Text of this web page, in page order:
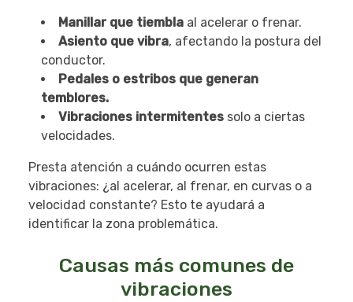
Manillar que tiembla al acelerar o frenar.
Asiento que vibra, afectando la postura del
conductor.
Pedales o estribos que generan
temblores.
Vibraciones intermitentes solo a ciertas
velocidades.
Presta atención a cuándo ocurren estas
vibraciones: ¿al acelerar, al frenar, en curvas o a
velocidad constante? Esto te ayudará a
identificar la zona problemática.
Causas más comunes de
vibraciones